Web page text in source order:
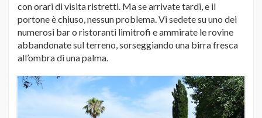
con orari di visita ristretti. Ma se arrivate tardi, e il
portone è chiuso, nessun problema. Vi sedete su uno dei
numerosi bar o ristoranti limitrofi e ammirate le rovine
abbandonate sul terreno, sorseggiando una birra fresca
all’ombra di una palma.